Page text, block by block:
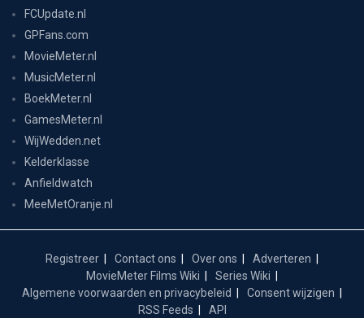
FCUpdate.nl
GPFans.com
MovieMeter.nl
MusicMeter.nl
BoekMeter.nl
GamesMeter.nl
WijWedden.net
Kelderklasse
Anfieldwatch
MeeMetOranje.nl
Registreer Contact ons Over ons
Adverteren
MovieMeter Films Wiki
Series Wiki
Algemene voorwaarden en privacybeleid
Consent wijzigen
RSS Feeds
API